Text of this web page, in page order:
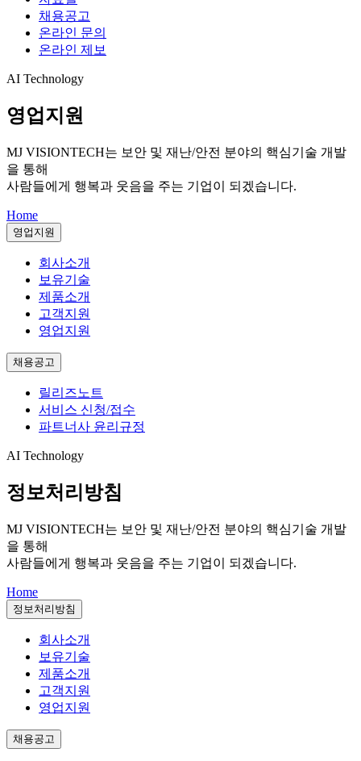
채용공고
온라인 문의
온라인 제보
AI Technology
영업지원
MJ VISIONTECH는 보안 및 재난/안전 분야의 핵심기술 개발
을 통해
사람들에게 행복과 웃음을 주는 기업이 되겠습니다.
Home
영업지원
회사소개
보유기술
제품소개
고객지원
영업지원
채용공고
릴리즈노트
서비스 신청/접수
파트너사 윤리규정
AI Technology
정보처리방침
MJ VISIONTECH는 보안 및 재난/안전 분야의 핵심기술 개발
을 통해
사람들에게 행복과 웃음을 주는 기업이 되겠습니다.
Home
정보처리방침
회사소개
보유기술
제품소개
고객지원
영업지원
채용공고